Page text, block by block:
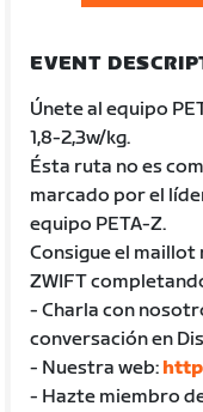
EVENT
Únete al equipo
1,8-2,3w/kg.
Ésta ruta no es
marcado por el
equipo PETA-Z.
Consigue el
ZWIFT
- Charla con
conversación en
- Nuestra web:
- Hazte miembro